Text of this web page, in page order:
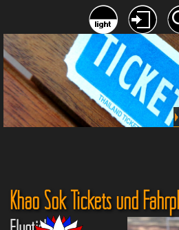
Khao Sok Tickets und